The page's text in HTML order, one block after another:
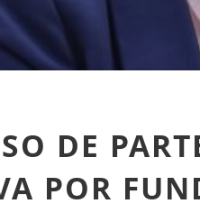
DE
POR